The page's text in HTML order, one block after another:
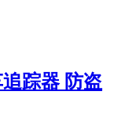
踪器 防盗